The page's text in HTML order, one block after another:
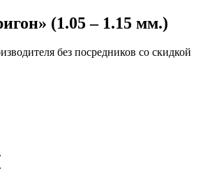
(1.05 – 1.15 мм.)
без посредников со скидкой